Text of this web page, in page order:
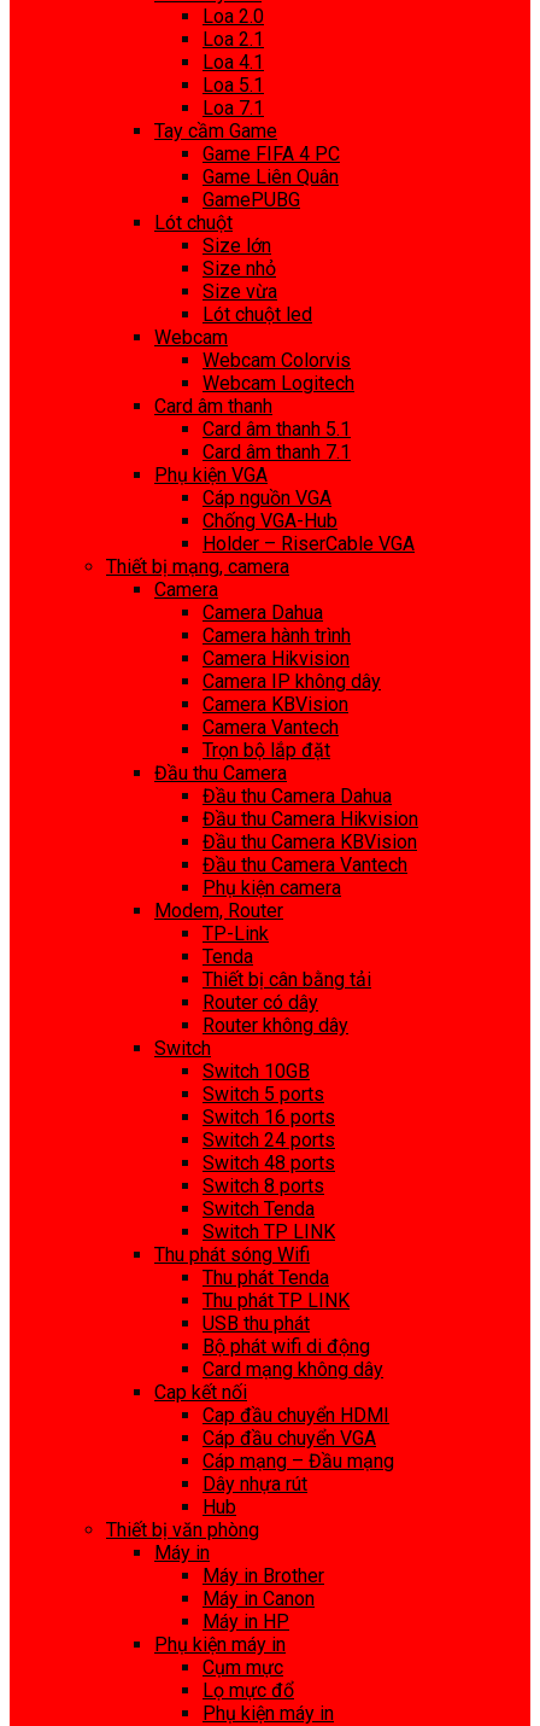
Loa 2.0
Loa 2.1
Loa 4.1
Loa 5.1
Loa 7.1
Tay cầm Game
Game FIFA 4 PC
Game Liên Quân
GamePUBG
Lót chuột
Size lớn
Size nhỏ
Size vừa
Lót chuột led
Webcam
Webcam Colorvis
Webcam Logitech
Card âm thanh
Card âm thanh 5.1
Card âm thanh 7.1
Phụ kiện VGA
Cáp nguồn VGA
Chống VGA-Hub
Holder – RiserCable VGA
Thiết bị mạng, camera
Camera
Camera Dahua
Camera hành trình
Camera Hikvision
Camera IP không dây
Camera KBVision
Camera Vantech
Trọn bộ lắp đặt
Đầu thu Camera
Đầu thu Camera Dahua
Đầu thu Camera Hikvision
Đầu thu Camera KBVision
Đầu thu Camera Vantech
Phụ kiện camera
Modem, Router
TP-Link
Tenda
Thiết bị cân bằng tải
Router có dây
Router không dây
Switch
Switch 10GB
Switch 5 ports
Switch 16 ports
Switch 24 ports
Switch 48 ports
Switch 8 ports
Switch Tenda
Switch TP LINK
Thu phát sóng Wifi
Thu phát Tenda
Thu phát TP LINK
USB thu phát
Bộ phát wifi di động
Card mạng không dây
Cap kết nối
Cap đầu chuyển HDMI
Cáp đầu chuyển VGA
Cáp mạng – Đầu mạng
Dây nhựa rút
Hub
Thiết bị văn phòng
Máy in
Máy in Brother
Máy in Canon
Máy in HP
Phụ kiện máy in
Cụm mực
Lọ mực đổ
Phụ kiện máy in